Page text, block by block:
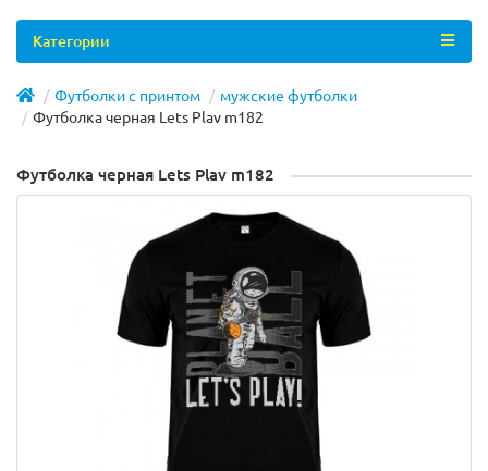
Категории
Футболки с принтом
мужские футболки
Футболка черная Lets Plav m182
Футболка черная Lets Plav m182